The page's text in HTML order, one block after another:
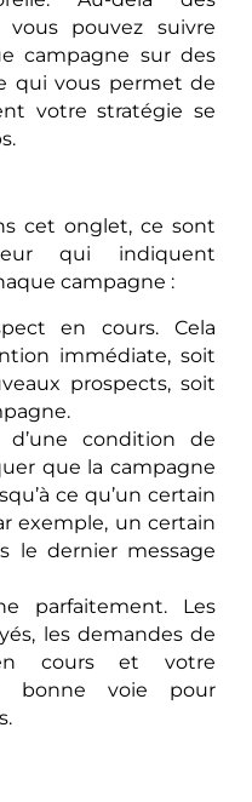
vous pouvez suivre
campagne sur des
qui vous permet de
votre stratégie se
cet onglet, ce sont
qui indiquent
campagne :
en cours. Cela
immédiate, soit
prospects, soit
condition de
que la campagne
ce qu’un certain
exemple, un certain
le dernier message
parfaitement. Les
les demandes de
cours et votre
bonne voie pour